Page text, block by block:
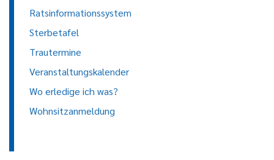
Ratsinformationssystem
Sterbetafel
Trautermine
Veranstaltungskalender
Wo erledige ich was?
Wohnsitzanmeldung